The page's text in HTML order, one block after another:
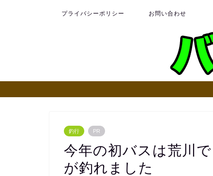
プライバシーポリシー お問い合わせ
釣行 PR
今年の初バスは荒川
が釣れました